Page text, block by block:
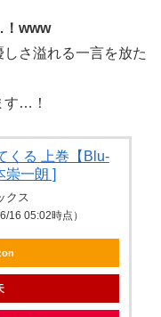
！www
さ溢れる一言を放た
す…！
くる 上巻【Blu-
崇一朗 ]
クス
16 05:02時点）